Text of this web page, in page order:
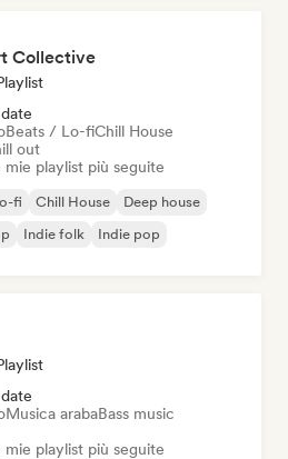
Collective
Beats / Lo-fiChill House
out
playlist più seguite
fi Chill House
Deep house
Indie folk Indie pop
Musica arabaBass music
playlist più seguite